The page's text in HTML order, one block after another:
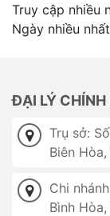
Truy cập nhiều
Ngày nhiều
ĐẠI LÝ CHÍNH
Trụ sở:
Biên
Chi
Bình